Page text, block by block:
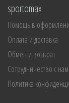
sportomax
Помощь в
Оплата и доставка
Обмен и возврат
Сотрудничество с
Политика